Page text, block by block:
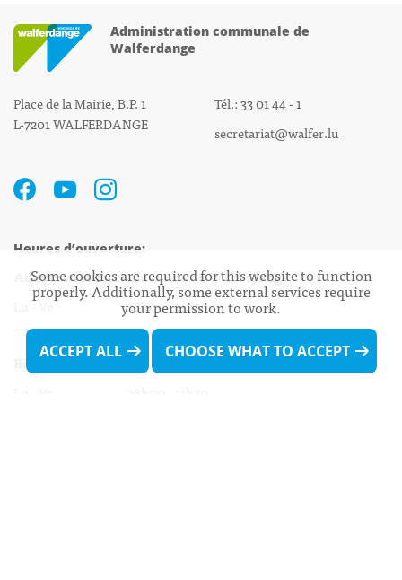
Administration communale de
Walferdange
Place de la Mairie, B.P. 1
L-7201 WALFERDANGE
Tél.: 33 01 44 - 1
secretariat@walfer.lu
Heures d’ouverture:
Administration communale de Walferdange
Lu - Ve 08h00 - 11h30
13h30 - 16h00
Biergercenter
Some cookies are required for this website to function
properly. Additionally, some external services require
your permission to work.
ACCEPT ALL CHOOSE WHAT TO ACCEPT